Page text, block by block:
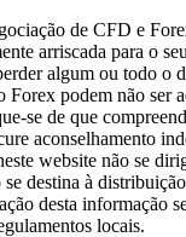
de CFD e
arriscada para o
algum ou todo o
Forex podem não ser
se de que
aconselhamento
website não se
destina à
desta informação
locais.